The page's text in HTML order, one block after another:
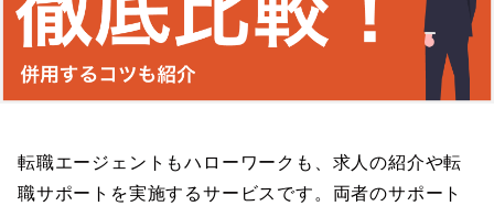
転職エージェントもハローワークも、求人の紹介や転
職サポートを実施するサービスです。両者のサポート